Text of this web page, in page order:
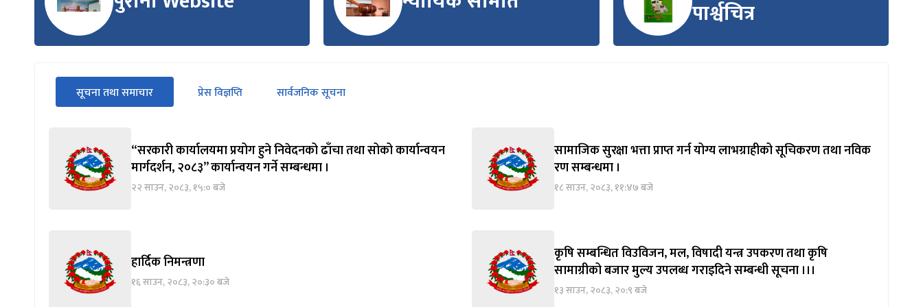
पार्श्वचित्र
सीधा
पहिलो
जानुहोस्
सूचना तथा समाचार
(सक्रिय ट्याब)
प्रेस विज्ञप्ति सार्वजनिक सूचना
“सरकारी कार्यालयमा प्रयोग हुने निवेदनको ढाँचा तथा सोको कार्यान्वयन
मार्गदर्शन, २०८३” कार्यान्वयन गर्ने सम्बन्धमा ।
२२ साउन, २०८३, १५:० बजे
सामाजिक सुरक्षा भत्ता प्राप्त गर्न योग्य लाभग्राहीको सूचिकरण तथा नविक
रण सम्बन्धमा ।
१८ साउन, २०८३, ११:४७ बजे
हार्दिक निमन्त्रणा
१६ साउन, २०८३, २०:३० बजे
कृषि सम्बन्धित विउविजन, मल, विषादी यन्त्र उपकरण तथा कृषि
सामाग्रीको बजार मुल्य उपलब्ध गराइदिने सम्बन्धी सूचना ।।।
१३ साउन, २०८३, २०:९ बजे